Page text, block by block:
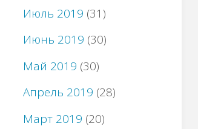
Июль 2019 (31)
Июнь 2019 (30)
Май 2019 (30)
Апрель 2019 (28)
Март 2019 (20)